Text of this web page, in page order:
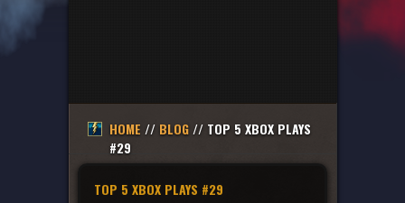
HOME // BLOG// TOP 5 XBOX PLAYS
#29
TOP 5 XBOX PLAYS #29